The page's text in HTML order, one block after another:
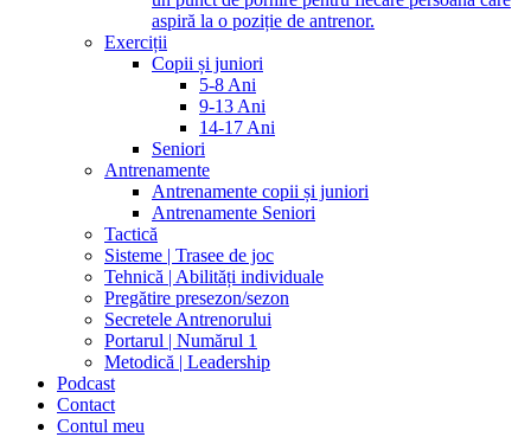
aspiră la o poziție de antrenor.
Exerciții
Copii și juniori
5-8 Ani
9-13 Ani
14-17 Ani
Seniori
Antrenamente
Antrenamente copii și juniori
Antrenamente Seniori
Tactică
Sisteme | Trasee de joc
Tehnică | Abilități individuale
Pregătire presezon/sezon
Secretele Antrenorului
Portarul | Numărul 1
Metodică | Leadership
Podcast
Contact
Contul meu